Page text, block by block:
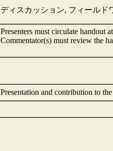
ディスカッション, フィールド
Presenters must circulate handout
Commentator(s) must review the
Presentation and contribution to